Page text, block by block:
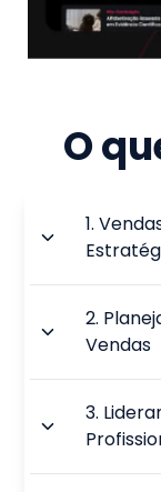
O
1.
2.
Vendas
3.